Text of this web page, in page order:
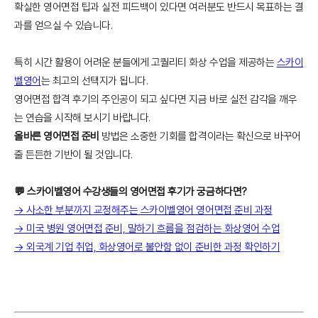
확실한 영어면접 팁과 실전 피드백이 있다면 여러분도 반드시 목표하는 결
과를 얻으실 수 있습니다.
특히 시간 활용이 어려운 분들에게 고퀄리티 화상 수업을 제공하는 스카이
벨영어는 최고의 선택지가 됩니다.
영어면접 합격 후기의 주인공이 되고 싶다면 지금 바로 실전 감각을 깨우
는 연습을 시작해 보시기 바랍니다.
올바른 영어면접 준비 방법은 소중한 기회를 합격이라는 확신으로 바꾸어
줄 든든한 기반이 될 것입니다.
💬 스카이벨영어 수강생들의 영어면접 후기가 궁금하다면?
→ 사소한 부분까지 교정해주는 스카이벨영어 영어면접 준비 과정
→ 미국 병원 영어면접 준비, 말하기 흐름을 점검하는 화상영어 수업
→ 외국계 기업 취업, 화상영어로 불안함 없이 준비한 과정 확인하기